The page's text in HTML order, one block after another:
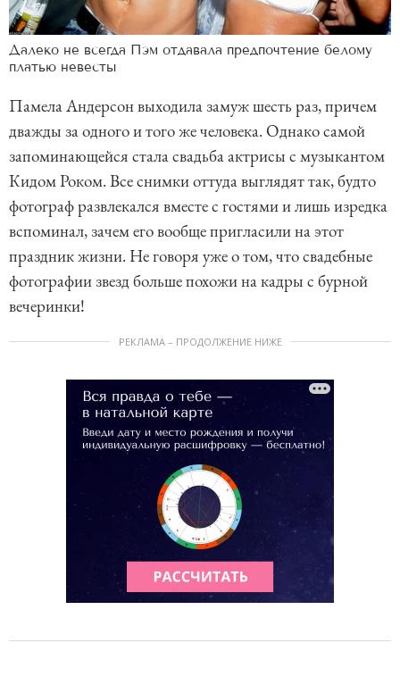
Далеко не всегда Пэм отдавала предпочтение белому
платью невесты
Памела Андерсон выходила замуж шесть раз, причем
дважды за одного и того же человека. Однако самой
запоминающейся стала свадьба актрисы с музыкантом
Кидом Роком. Все снимки оттуда выглядят так, будто
фотограф развлекался вместе с гостями и лишь изредка
вспоминал, зачем его вообще пригласили на этот
праздник жизни. Не говоря уже о том, что свадебные
фотографии звезд больше похожи на кадры с бурной
вечеринки!
РЕКЛАМА – ПРОДОЛЖЕНИЕ НИЖЕ